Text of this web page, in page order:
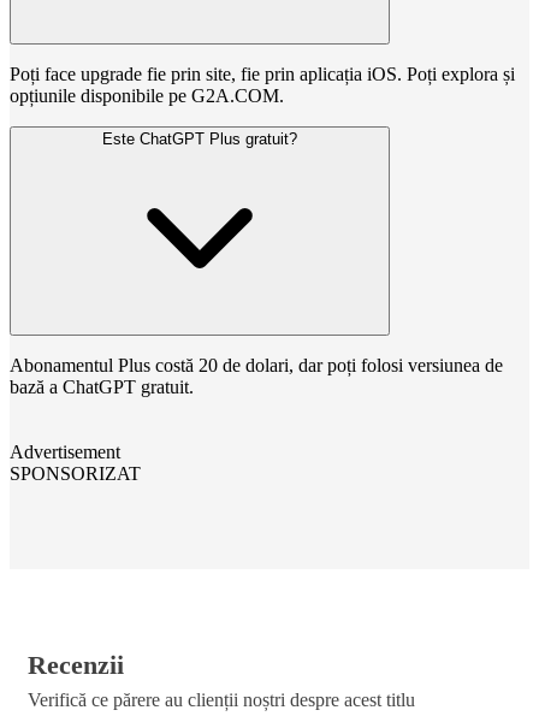
Poți face upgrade fie prin site, fie prin aplicația iOS. Poți explora și
opțiunile disponibile pe G2A.COM.
Este ChatGPT Plus gratuit?
Abonamentul Plus costă 20 de dolari, dar poți folosi versiunea de
bază a ChatGPT gratuit.
Advertisement
SPONSORIZAT
Recenzii
Verifică ce părere au clienții noștri despre acest titlu